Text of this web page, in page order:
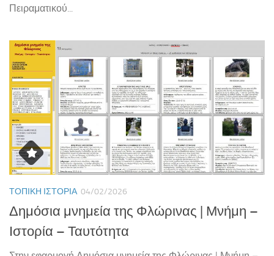
Πειραματικού...
ΤΟΠΙΚΉ ΙΣΤΟΡΊΑ 04/02/2026
Δημόσια μνημεία της Φλώρινας | Μνήμη –
Ιστορία – Ταυτότητα